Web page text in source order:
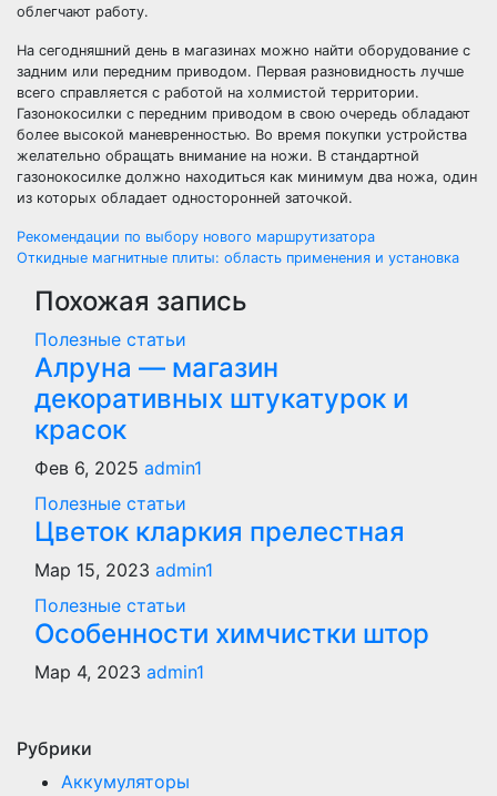
облегчают работу.
На сегодняшний день в магазинах можно найти оборудование с
задним или передним приводом. Первая разновидность лучше
всего справляется с работой на холмистой территории.
Газонокосилки с передним приводом в свою очередь обладают
более высокой маневренностью. Во время покупки устройства
желательно обращать внимание на ножи. В стандартной
газонокосилке должно находиться как минимум два ножа, один
из которых обладает односторонней заточкой.
Навигация
по
записям
Рекомендации по выбору нового маршрутизатора
Откидные магнитные плиты: область применения и установка
Похожая запись
Полезные статьи
Алруна — магазин
декоративных штукатурок и
красок
Фев 6, 2025 admin1
Полезные статьи
Цветок кларкия прелестная
Мар 15, 2023 admin1
Полезные статьи
Особенности химчистки штор
Мар 4, 2023 admin1
Рубрики
Аккумуляторы